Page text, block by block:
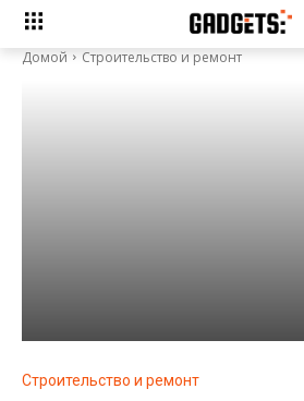
Домой Строительство и ремонт
Строительство и ремонт